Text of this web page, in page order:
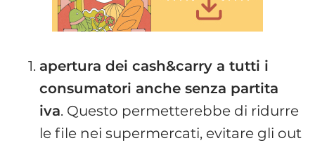
apertura dei cash&carry a tutti i
consumatori anche senza partita
iva. Questo permetterebbe di ridurre
le file nei supermercati, evitare gli out